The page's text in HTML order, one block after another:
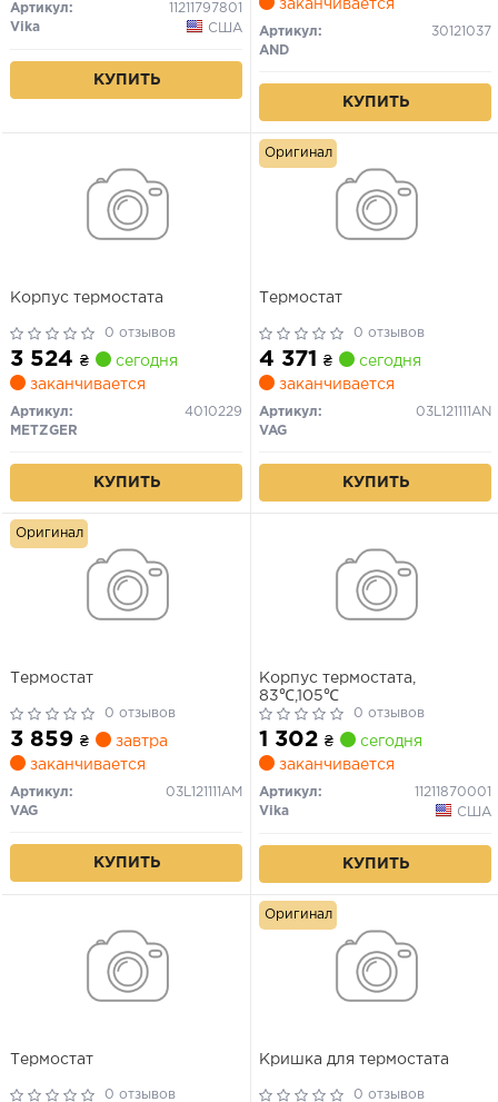
Артикул:
11211797801
Vika
США
КУПИТЬ
заканчивается
Артикул:
30121037
AND
КУПИТЬ
Корпус термостата
0 отзывов
3 524 ₴
сегодня
заканчивается
Артикул:
4010229
METZGER
КУПИТЬ
Термостат
0 отзывов
4 371 ₴
сегодня
заканчивается
Артикул:
03L121111AN
VAG
КУПИТЬ
Оригинал
Термостат
0 отзывов
3 859 ₴
завтра
заканчивается
Артикул:
03L121111AM
VAG
КУПИТЬ
Оригинал
Корпус термостата,
83℃,105℃
0 отзывов
1 302 ₴
сегодня
заканчивается
Артикул:
11211870001
Vika
США
КУПИТЬ
Термостат
0 отзывов
Кришка для термостата
0 отзывов
Оригинал